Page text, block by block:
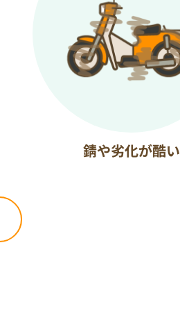
錆や劣化が酷い